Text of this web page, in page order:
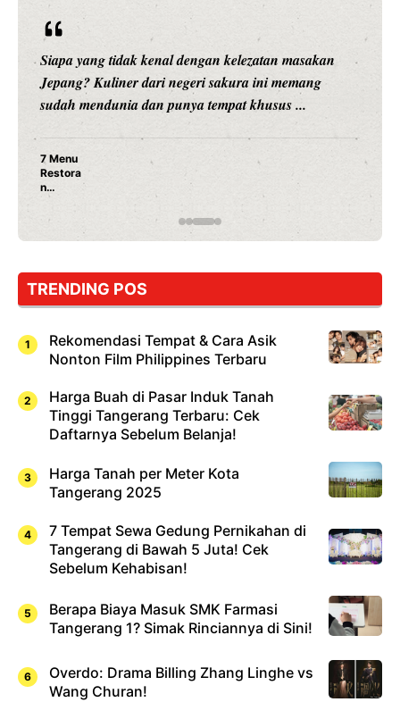
Siapa yang tidak kenal dengan kelezatan masakan
Jepang? Kuliner dari negeri sakura ini memang
sudah mendunia dan punya tempat khusus ...
7 Menu
Restora
n
Jepang
yang
Dicoba,
Cuma
Sushi!
TRENDING POS
Rekomendasi Tempat & Cara Asik
Nonton Film Philippines Terbaru
Harga Buah di Pasar Induk Tanah
Tinggi Tangerang Terbaru: Cek
Daftarnya Sebelum Belanja!
Harga Tanah per Meter Kota
Tangerang 2025
7 Tempat Sewa Gedung Pernikahan di
Tangerang di Bawah 5 Juta! Cek
Sebelum Kehabisan!
Berapa Biaya Masuk SMK Farmasi
Tangerang 1? Simak Rinciannya di Sini!
Overdo: Drama Billing Zhang Linghe vs
Wang Churan!